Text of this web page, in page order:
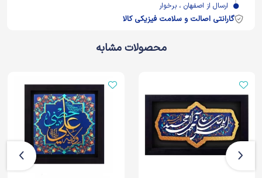
ارسال از اصفهان ، برخوار
گارانتی اصالت و سلامت فیزیکی کالا
محصولات مشابه